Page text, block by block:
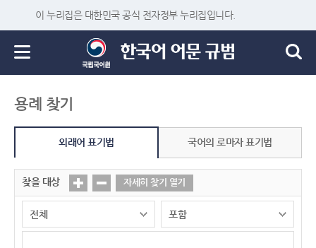
이 누리집은 대한민국 공식 전자정부 누리집입니다.
용례 찾기
외래어 표기법 국어의 로마자 표기법
찾을 대상 자세히 찾기 열기